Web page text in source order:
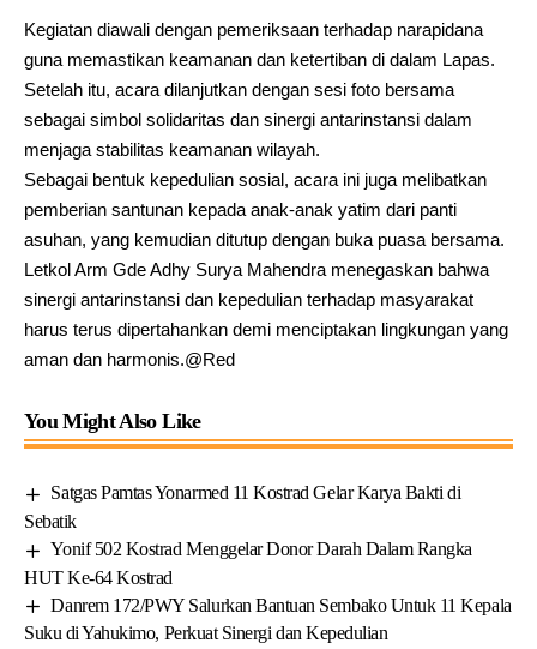
Kegiatan diawali dengan pemeriksaan terhadap narapidana
guna memastikan keamanan dan ketertiban di dalam Lapas.
Setelah itu, acara dilanjutkan dengan sesi foto bersama
sebagai simbol solidaritas dan sinergi antarinstansi dalam
menjaga stabilitas keamanan wilayah.
Sebagai bentuk kepedulian sosial, acara ini juga melibatkan
pemberian santunan kepada anak-anak yatim dari panti
asuhan, yang kemudian ditutup dengan buka puasa bersama.
Letkol Arm Gde Adhy Surya Mahendra menegaskan bahwa
sinergi antarinstansi dan kepedulian terhadap masyarakat
harus terus dipertahankan demi menciptakan lingkungan yang
aman dan harmonis.@Red
You Might Also Like
Satgas Pamtas Yonarmed 11 Kostrad Gelar Karya Bakti di
Sebatik
Yonif 502 Kostrad Menggelar Donor Darah Dalam Rangka
HUT Ke-64 Kostrad
Danrem 172/PWY Salurkan Bantuan Sembako Untuk 11 Kepala
Suku di Yahukimo, Perkuat Sinergi dan Kepedulian